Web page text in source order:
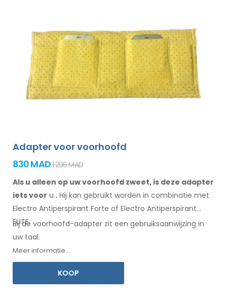
Adapter voor voorhoofd
830 MAD1 296 MAD
Als u alleen op uw voorhoofd zweet, is deze adapter
iets voor u . Hij kan gebruikt worden in combinatie met
Electro Antiperspirant Forte of Electro Antiperspirant
ELITE.
Bij de voorhoofd-adapter zit een gebruiksaanwijzing in
uw taal.
Meer informatie...
KOOP